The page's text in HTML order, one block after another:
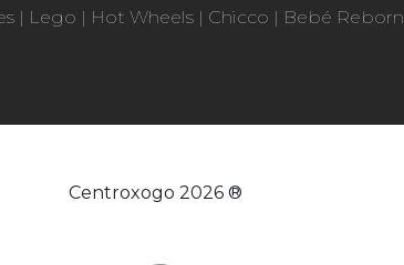
| Lego | Hot Wheels | Chicco | Bebé Reborn
Centroxogo 2026 ®